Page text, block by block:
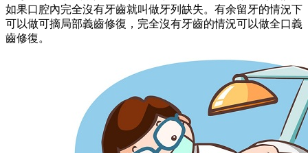
如果口腔內完全沒有牙齒就叫做牙列缺失。有余留牙的情況下
可以做可摘局部義齒修復，完全沒有牙齒的情況可以做全口義
齒修復。